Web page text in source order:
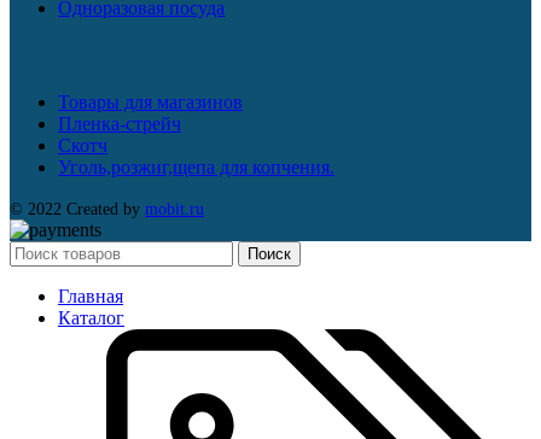
Одноразовая посуда
Товары для магазинов
Пленка-стрейч
Скотч
Уголь,розжиг,щепа для копчения.
© 2022 Created by mobit.ru
Поиск
Главная
Каталог